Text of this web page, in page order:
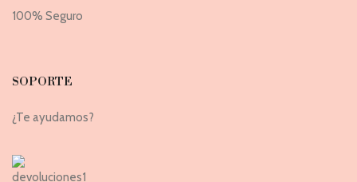
100% Seguro
SOPORTE
¿Te ayudamos?